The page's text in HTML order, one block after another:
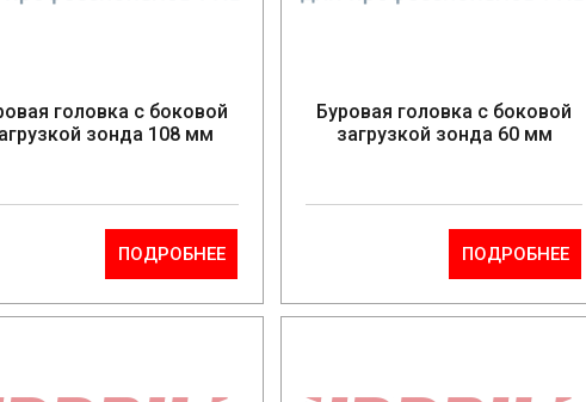
головка с боковой
зонда 108 мм
ПОДРОБНЕЕ
Буровая головка с боковой
загрузкой зонда 60 мм
ПОДРОБНЕЕ